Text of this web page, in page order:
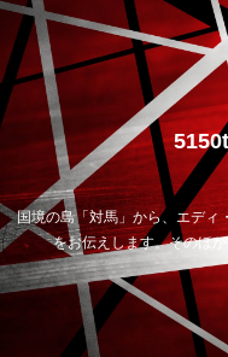
国境の島「対馬」から、エディ
をお伝えします。そのほ